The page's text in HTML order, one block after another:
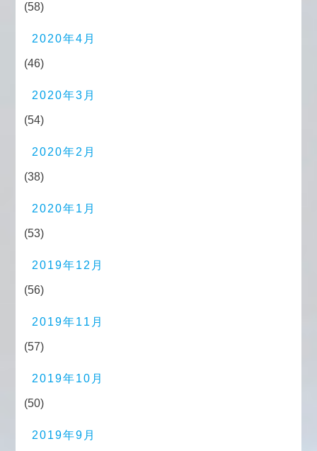
(58)
2020年4月
(46)
2020年3月
(54)
2020年2月
(38)
2020年1月
(53)
2019年12月
(56)
2019年11月
(57)
2019年10月
(50)
2019年9月